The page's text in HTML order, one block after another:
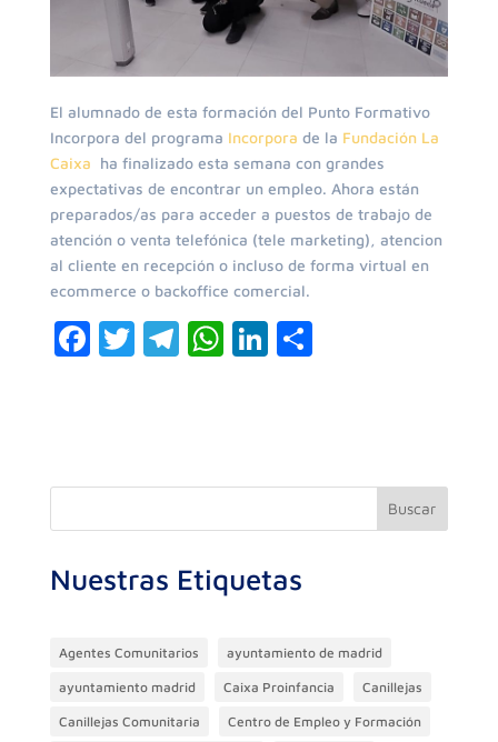
El alumnado de esta formación del Punto Formativo
Incorpora del programa Incorpora de la Fundación La
Caixa ha finalizado esta semana con grandes
expectativas de encontrar un empleo. Ahora están
preparados/as para acceder a puestos de trabajo de
atención o venta telefónica (tele marketing), atencion
al cliente en recepción o incluso de forma virtual en
ecommerce o backoffice comercial.
F
b
k
T T
a
W
A
Li
dI
C
ar
Buscar
Nuestras Etiquetas
Agentes Comunitarios ayuntamiento de madrid
ayuntamiento madrid Caixa Proinfancia Canillejas
Canillejas Comunitaria Centro de Empleo y Formación